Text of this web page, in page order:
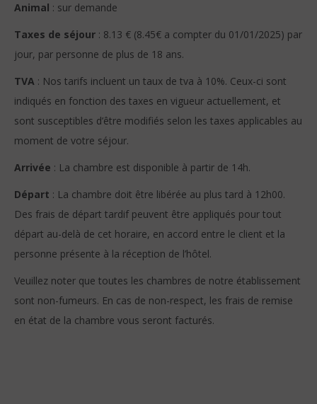
Animal : sur demande
Taxes de séjour : 8.13 € (8.45€ a compter du 01/01/2025) par
jour, par personne de plus de 18 ans.
TVA : Nos tarifs incluent un taux de tva à 10%. Ceux-ci sont
indiqués en fonction des taxes en vigueur actuellement, et
sont susceptibles d’être modifiés selon les taxes applicables au
moment de votre séjour.
Arrivée : La chambre est disponible à partir de 14h.
Départ : La chambre doit être libérée au plus tard à 12h00.
Des frais de départ tardif peuvent être appliqués pour tout
départ au-delà de cet horaire, en accord entre le client et la
personne présente à la réception de l’hôtel.
Veuillez noter que toutes les chambres de notre établissement
sont non-fumeurs. En cas de non-respect, les frais de remise
en état de la chambre vous seront facturés.